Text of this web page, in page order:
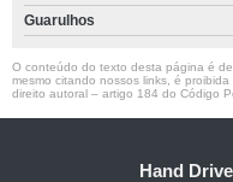
Guarulhos
O conteúdo do texto desta página é
mesmo citando nossos links, é
direito autoral – artigo 184 do Código
Hand